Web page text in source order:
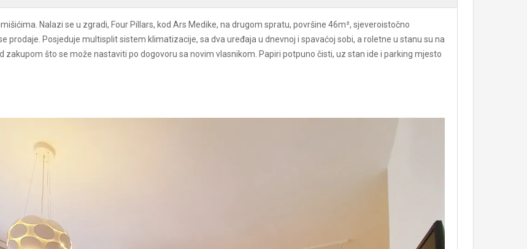
Nalazi se u zgradi, Four Pillars, kod Ars Medike, na drugom spratu, površine 46m², sjeveroistočno
prodaje. Posjeduje multisplit sistem klimatizacije, sa dva uređaja u dnevnoj i spavaćoj sobi, a roletne u stanu su na
što se može nastaviti po dogovoru sa novim vlasnikom. Papiri potpuno čisti, uz stan ide i parking mjesto